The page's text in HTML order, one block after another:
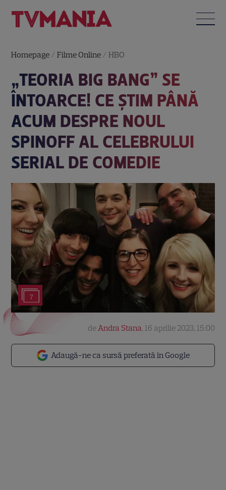
Homepage /Filme Online /HBO
„TEORIA BIG BANG” SE
ÎNTOARCE! CE ȘTIM PÂNĂ
ACUM DESPRE NOUL
SPINOFF AL CELEBRULUI
SERIAL DE COMEDIE
7
Adaugă-ne ca sursă preferată în Google
deAndra Stana, 16 aprilie 2023, 15:00